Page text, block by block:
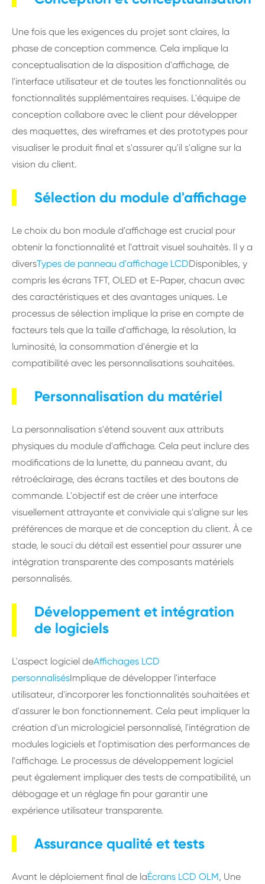
Une fois que les exigences du projet sont claires, la
phase de conception commence. Cela implique la
conceptualisation de la disposition d'affichage, de
l'interface utilisateur et de toutes les fonctionnalités ou
fonctionnalités supplémentaires requises. L'équipe de
conception collabore avec le client pour développer
des maquettes, des wireframes et des prototypes pour
visualiser le produit final et s'assurer qu'il s'aligne sur la
vision du client.
Sélection du module d'affichage
Le choix du bon module d'affichage est crucial pour
obtenir la fonctionnalité et l'attrait visuel souhaités. Il y a
diversTypes de panneau d'affichage LCDDisponibles, y
compris les écrans TFT, OLED et E-Paper, chacun avec
des caractéristiques et des avantages uniques. Le
processus de sélection implique la prise en compte de
facteurs tels que la taille d'affichage, la résolution, la
luminosité, la consommation d'énergie et la
compatibilité avec les personnalisations souhaitées.
Personnalisation du matériel
La personnalisation s'étend souvent aux attributs
physiques du module d'affichage. Cela peut inclure des
modifications de la lunette, du panneau avant, du
rétroéclairage, des écrans tactiles et des boutons de
commande. L'objectif est de créer une interface
visuellement attrayante et conviviale qui s'aligne sur les
préférences de marque et de conception du client. À ce
stade, le souci du détail est essentiel pour assurer une
intégration transparente des composants matériels
personnalisés.
Développement et intégration
de logiciels
L'aspect logiciel deAffichages LCD
personnalisésImplique de développer l'interface
utilisateur, d'incorporer les fonctionnalités souhaitées et
d'assurer le bon fonctionnement. Cela peut impliquer la
création d'un micrologiciel personnalisé, l'intégration de
modules logiciels et l'optimisation des performances de
l'affichage. Le processus de développement logiciel
peut également impliquer des tests de compatibilité, un
débogage et un réglage fin pour garantir une
expérience utilisateur transparente.
Assurance qualité et tests
Avant le déploiement final de laÉcrans LCD OLM, Une